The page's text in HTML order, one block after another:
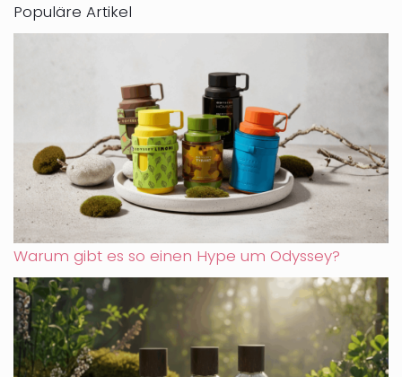
Populäre Artikel
Warum gibt es so einen Hype um Odyssey?